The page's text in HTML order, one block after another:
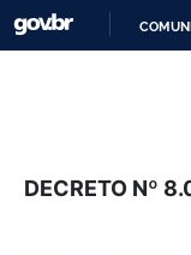
DECRETO Nº